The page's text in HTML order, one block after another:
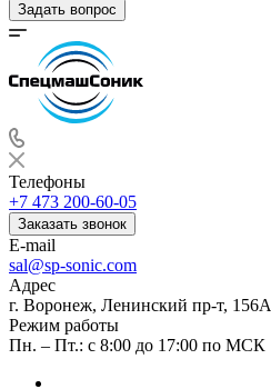
Задать вопрос
Телефоны
+7 473 200-60-05
Заказать звонок
E-mail
sal@sp-sonic.com
Адрес
г. Воронеж, Ленинский пр-т, 156А
Режим работы
Пн. – Пт.: с 8:00 до 17:00 по МСК